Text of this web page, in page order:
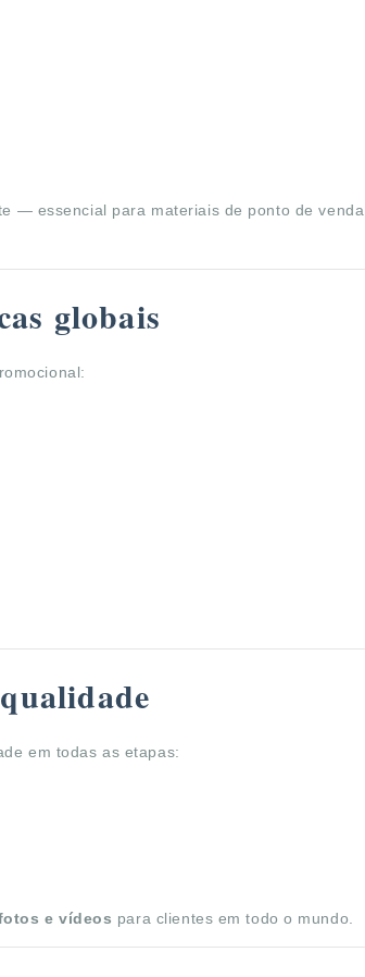
— essencial para materiais de ponto de
globais
em todas as etapas:
e vídeos para clientes em todo o mundo.